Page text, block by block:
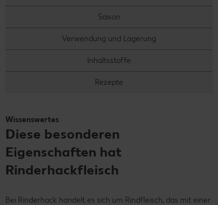
Saison
Verwendung und Lagerung
Inhaltsstoffe
Rezepte
Wissenswertes
Diese besonderen
Eigenschaften hat
Rinderhackfleisch
Bei Rinderhack handelt es sich um Rindfleisch, das mit einer